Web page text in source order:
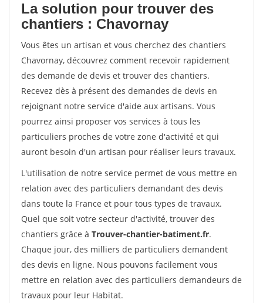
La solution pour trouver des
chantiers : Chavornay
Vous êtes un artisan et vous cherchez des chantiers
Chavornay, découvrez comment recevoir rapidement
des demande de devis et trouver des chantiers.
Recevez dès à présent des demandes de devis en
rejoignant notre service d'aide aux artisans. Vous
pourrez ainsi proposer vos services à tous les
particuliers proches de votre zone d'activité et qui
auront besoin d'un artisan pour réaliser leurs travaux.
L'utilisation de notre service permet de vous mettre en
relation avec des particuliers demandant des devis
dans toute la France et pour tous types de travaux.
Quel que soit votre secteur d'activité, trouver des
chantiers grâce à Trouver-chantier-batiment.fr.
Chaque jour, des milliers de particuliers demandent
des devis en ligne. Nous pouvons facilement vous
mettre en relation avec des particuliers demandeurs de
travaux pour leur Habitat.